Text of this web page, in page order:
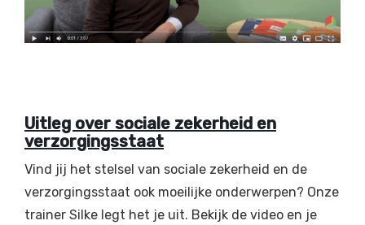
Uitleg over sociale zekerheid en
verzorgingsstaat
Vind jij het stelsel van sociale zekerheid en de
verzorgingsstaat ook moeilijke onderwerpen? Onze
trainer Silke legt het je uit. Bekijk de video en je